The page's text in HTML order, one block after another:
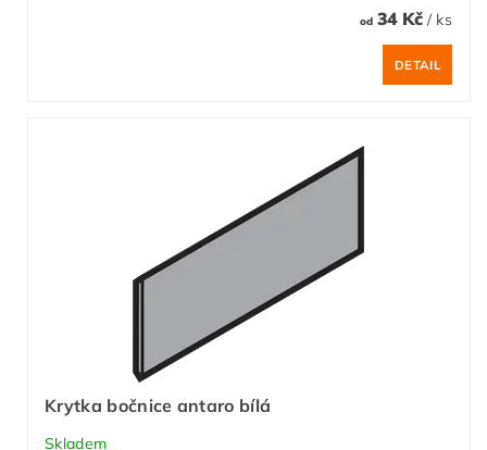
od34 Kč / ks
DETAIL
Krytka bočnice antaro bílá
Skladem